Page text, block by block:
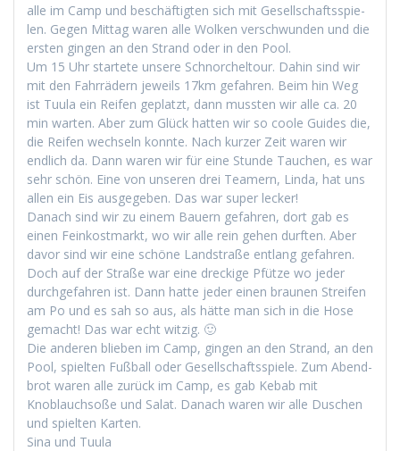
alle im Camp und beschäftigten sich mit Gesellschaftsspie­
len. Gegen Mit­tag waren alle Wolken ver­schwun­den und die
ersten gin­gen an den Strand oder in den Pool.
Um 15 Uhr startete unsere Schnorchel­tour. Dahin sind wir
mit den Fahrrädern jew­eils 17km gefahren. Beim hin Weg
ist Tuu­la ein Reifen geplatzt, dann mussten wir alle ca. 20
min warten. Aber zum Glück hat­ten wir so coole Guides die,
die Reifen wech­seln kon­nte. Nach kurz­er Zeit waren wir
endlich da. Dann waren wir für eine Stunde Tauchen, es war
sehr schön. Eine von unseren drei Team­ern, Lin­da, hat uns
allen ein Eis aus­gegeben. Das war super lecker!
Danach sind wir zu einem Bauern gefahren, dort gab es
einen Feinkost­markt, wo wir alle rein gehen durften. Aber
davor sind wir eine schöne Land­straße ent­lang gefahren.
Doch auf der Straße war eine dreck­ige Pfütze wo jed­er
durchge­fahren ist. Dann hat­te jed­er einen braunen Streifen
am Po und es sah so aus, als hätte man sich in die Hose
gemacht! Das war echt witzig. 🙂
Die anderen blieben im Camp, gin­gen an den Strand, an den
Pool, spiel­ten Fußball oder Gesellschaftsspiele. Zum Abend­
brot waren alle zurück im Camp, es gab Kebab mit
Knoblauch­soße und Salat. Danach waren wir alle Duschen
und spiel­ten Karten.
Sina und Tuula